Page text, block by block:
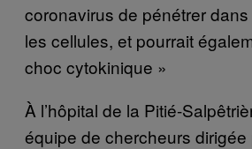
coronavirus de pénétrer dans
les cellules, et pourrait
choc cytokinique »
À l’hôpital de la Pitié-
équipe de chercheurs dirigée